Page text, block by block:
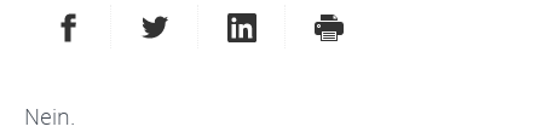
AUF FACEBOOK TEILENAUF TWITTER TEILENAUF LINKEDIN TEILEN
DRUCKEN
Nein.